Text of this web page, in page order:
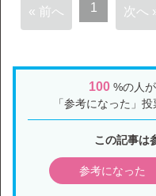
« 前へ 1 次へ
100%の人が
「参考になった」
この記事は
参考になった